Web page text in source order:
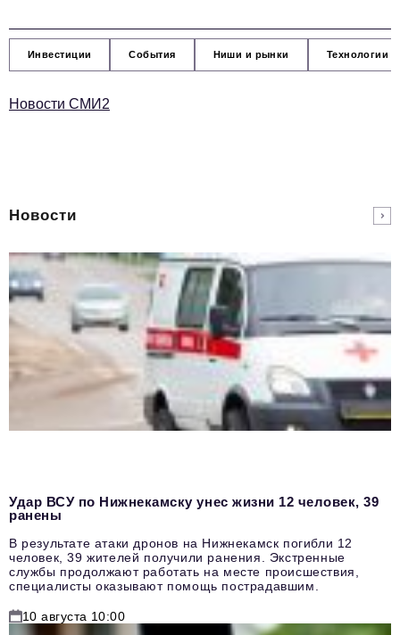
Инвестиции События Ниши и рынки Технологии
Новости СМИ2
Новости
Удар ВСУ по Нижнекамску унес жизни 12 человек, 39
ранены
В результате атаки дронов на Нижнекамск погибли 12
человек, 39 жителей получили ранения. Экстренные
службы продолжают работать на месте происшествия,
специалисты оказывают помощь пострадавшим.
10 августа 10:00